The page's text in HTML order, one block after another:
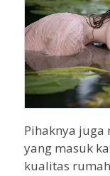
Pihaknya juga
yang masuk
kualitas